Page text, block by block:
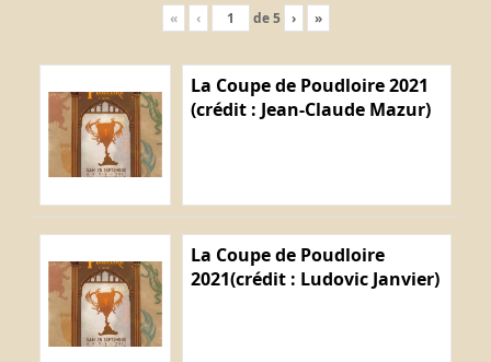
« ‹ de5 › »
La Coupe de Poudloire 2021
(crédit : Jean-Claude Mazur)
La Coupe de Poudloire
2021(crédit : Ludovic Janvier)